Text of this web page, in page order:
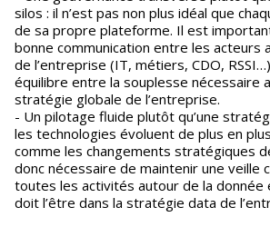
silos : il n’est pas non plus idéal que
de sa propre plateforme. Il est
bonne communication entre les acteurs
de l’entreprise (IT, métiers, CDO,
équilibre entre la souplesse nécessaire
stratégie globale de l’entreprise.
- Un pilotage fluide plutôt qu’une
les technologies évoluent de plus en
comme les changements stratégiques
donc nécessaire de maintenir une veille
toutes les activités autour de la donnée
doit l’être dans la stratégie data de